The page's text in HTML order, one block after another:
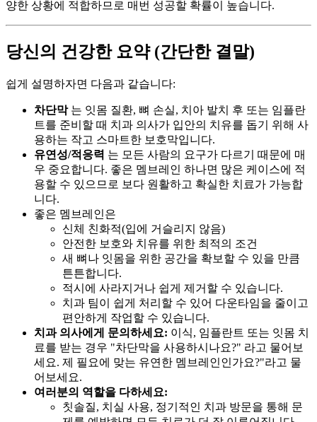
양한 상황에 적합하므로 매번 성공할 확률이 높습니다.
당신의 건강한 요약 (간단한 결말)
쉽게 설명하자면 다음과 같습니다:
차단막는 잇몸 질환, 뼈 손실, 치아 발치 후 또는 임플란
트를 준비할 때 치과 의사가 입안의 치유를 돕기 위해 사
용하는 작고 스마트한 보호막입니다.
유연성/적응력 는 모든 사람의 요구가 다르기 때문에 매
우 중요합니다. 좋은 멤브레인 하나면 많은 케이스에 적
용할 수 있으므로 보다 원활하고 확실한 치료가 가능합
니다.
좋은 멤브레인은
신체 친화적(입에 거슬리지 않음)
안전한 보호와 치유를 위한 최적의 조건
새 뼈나 잇몸을 위한 공간을 확보할 수 있을 만큼
튼튼합니다.
적시에 사라지거나 쉽게 제거할 수 있습니다.
치과 팀이 쉽게 처리할 수 있어 다운타임을 줄이고
편안하게 작업할 수 있습니다.
치과 의사에게 문의하세요: 이식, 임플란트 또는 잇몸 치
료를 받는 경우 "차단막을 사용하시나요?" 라고 물어보
세요. 제 필요에 맞는 유연한 멤브레인인가요?"라고 물
어보세요.
여러분의 역할을 다하세요:
칫솔질, 치실 사용, 정기적인 치과 방문을 통해 문